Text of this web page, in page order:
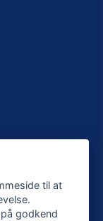
til at
godkend